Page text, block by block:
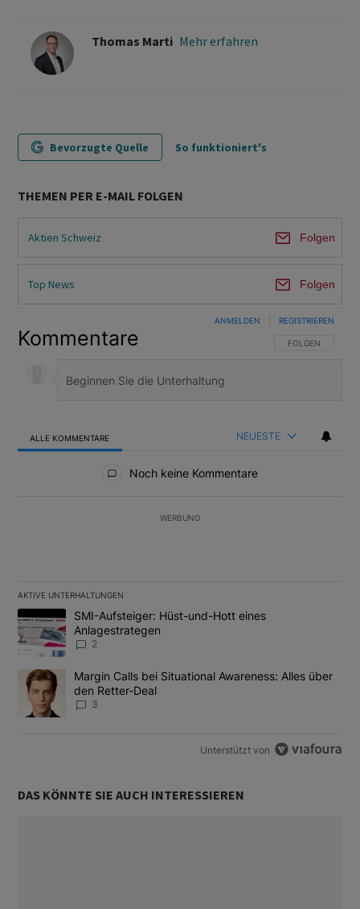
Thomas Marti Mehr erfahren
Bevorzugte Quelle So funktioniert's
THEMEN PER E-MAIL FOLGEN
Aktien Schweiz Folgen
Top News Folgen
Kommentare FOLGE DIESER
FOLGEN
ANMELDEN REGISTRIEREN
ALLE KOMMENTARE NEUESTE
Noch keine Kommentare
WERBUNG
AKTIVE UNTERHALTUNGEN
Das Folgende ist eine Liste der am meisten kommentierten
Ein Trendartikel mit dem Titel "SMI-Aufsteiger: Hüst-und-Hott
SMI-Aufsteiger: Hüst-und-Hott eines
Anlagestrategen
2
Ein Trendartikel mit dem Titel "Margin Calls bei Situational
Margin Calls bei Situational Awareness: Alles über
den Retter-Deal
3
Unterstützt von
DAS KÖNNTE SIE AUCH INTERESSIEREN